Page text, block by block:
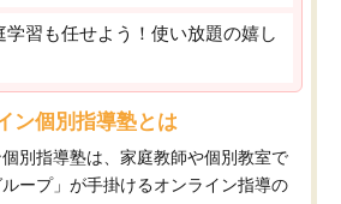
習も任せよう！使い放題の嬉し
ン個別指導塾とは
別指導塾は、家庭教師や個別教室で
ープ」が手掛けるオンライン指導の